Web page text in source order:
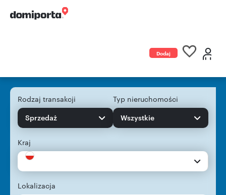
Dodaj
Rodzaj transakcji
Sprzedaż
Typ nieruchomości
Wszystkie
Kraj
Lokalizacja